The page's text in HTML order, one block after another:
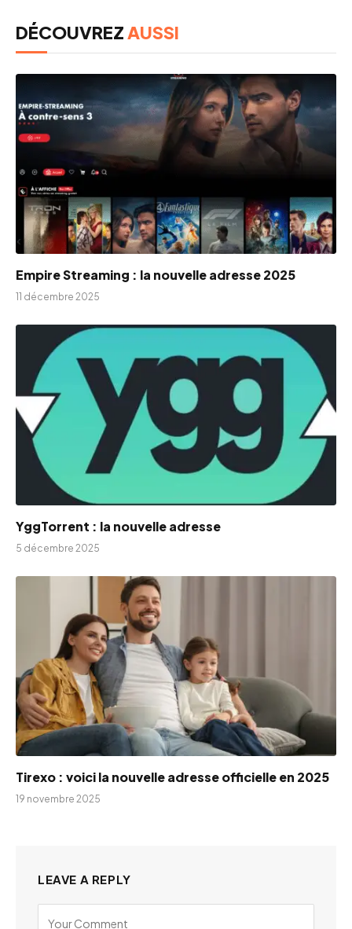
DÉCOUVREZAUSSI
Empire Streaming : la nouvelle adresse 2025
11 décembre 2025
YggTorrent : la nouvelle adresse
5 décembre 2025
Tirexo : voici la nouvelle adresse officielle en 2025
19 novembre 2025
LEAVE A REPLY